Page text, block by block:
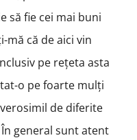
să fie cei mai buni
mă că de aici vin
pe rețeta asta
o pe foarte mulți
de diferite
general sunt atent